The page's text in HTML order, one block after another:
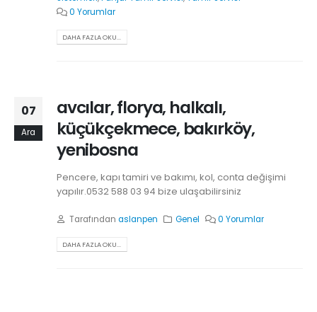
0 Yorumlar
DAHA FAZLA OKU...
07
Ara
avcılar, florya, halkalı,
küçükçekmece, bakırköy,
yenibosna
Pencere, kapı tamiri ve bakımı, kol, conta değişimi
yapılır.0532 588 03 94 bize ulaşabilirsiniz
Tarafından aslanpen Genel 0 Yorumlar
DAHA FAZLA OKU...